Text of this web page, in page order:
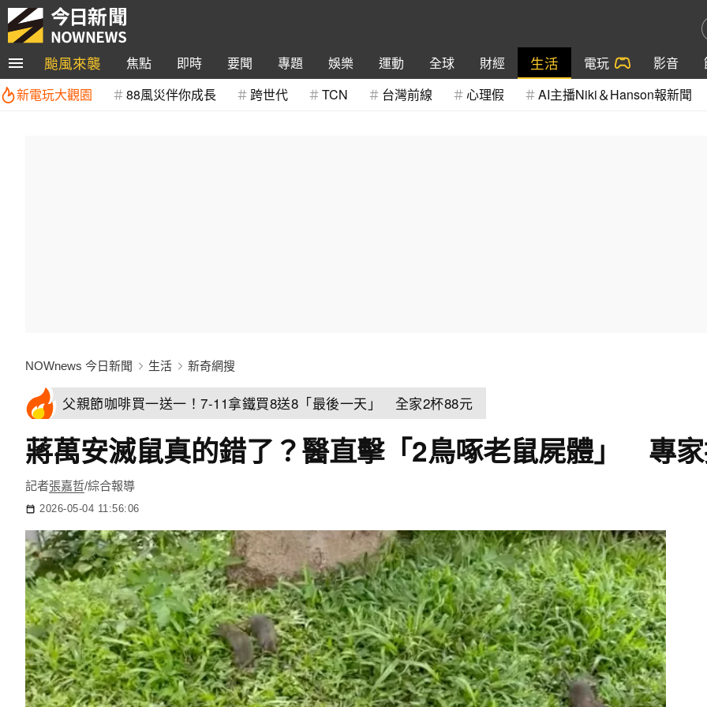
颱風來襲 焦點 即時 要聞 專題 娛樂 運動 全球 財經 生活 電玩 影音
新電玩大觀園
88風災伴你成長 跨世代 TCN 台灣前線 心理假 AI主播Niki＆Hanson報新聞
NOWnews 今日新聞 生活 新奇網搜
父親節咖啡買一送一！7-11拿鐵買8送8「最後一天」 全家2杯88元
蔣萬安滅鼠真的錯了？醫直擊「2鳥啄老鼠屍體」 專
記者張嘉哲/綜合報導
2026-05-04 11:56:06